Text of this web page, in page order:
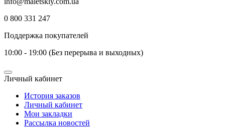
0 800 331 247
Поддержка покупателей
10:00 - 19:00 (Без перерыва и выходных)
Личный кабинет
История заказов
Личный кабинет
Мои закладки
Рассылка новостей